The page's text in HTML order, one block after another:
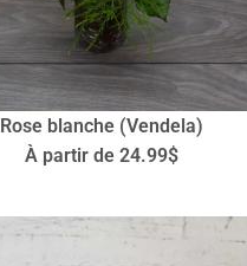
Rose blanche (Vendela)
À partir de 24.99$